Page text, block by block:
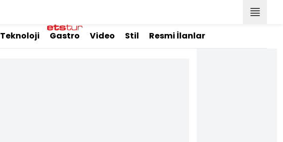
Teknoloji Gastro Video Stil Resmi İlanlar